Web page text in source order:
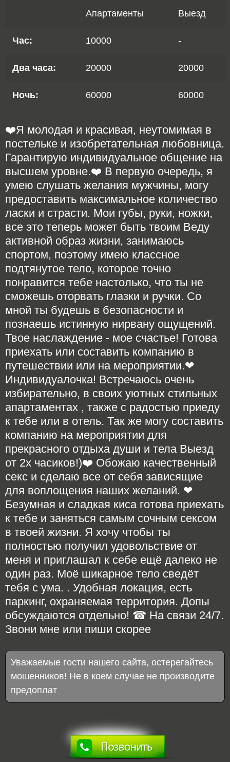
Апартаменты Выезд
Час: 10000 -
Два часа: 20000 20000
Ночь: 60000 60000
❤️Я молодая и красивая, неутомимая в
постельке и изобретательная любовница.
Гарантирую индивидуальное общение на
высшем уровне.❤️ В первую очередь, я
умею слушать желания мужчины, могу
предоставить максимальное количество
ласки и страсти. Мои губы, руки, ножки,
все это теперь может быть твоим Веду
активной образ жизни, занимаюсь
спортом, поэтому имею классное
подтянутое тело, которое точно
понравится тебе настолько, что ты не
сможешь оторвать глазки и ручки. Со
мной ты будешь в безопасности и
познаешь истинную нирвану ощущений.
Твое наслаждение - мое счастье! Готова
приехать или составить компанию в
путешествии или на мероприятии.❤
Индивидуалочка! Встречаюсь очень
избирательно, в своих уютных стильных
апартаментах , также с радостью приеду
к тебе или в отель. Так же могу составить
компанию на мероприятии для
прекрасного отдыха души и тела Выезд
от 2х часиков!)❤️ Обожаю качественный
секс и сделаю все от себя зависящие
для воплощения наших желаний. ❤
Безумная и сладкая киса готова приехать
к тебе и заняться самым сочным сексом
в твоей жизни. Я хочу чтобы ты
полностью получил удовольствие от
меня и приглашал к себе ещё далеко не
один раз. Моё шикарное тело сведёт
тебя с ума. . Удобная локация, есть
паркинг, охраняемая территория. Допы
обсуждаются отдельно! ☎ На связи 24/7.
Звони мне или пиши скорее
Уважаемые гости нашего сайта, остерегайтесь
мошенников! Не в коем случае не производите
предоплат